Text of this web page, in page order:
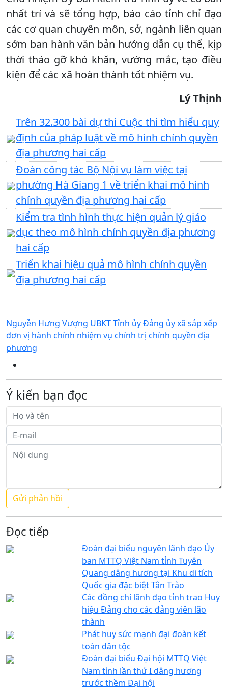
nhất trí và sẽ tổng hợp, báo cáo tỉnh chỉ đạo
các cơ quan chuyên môn, sở, ngành liên quan
sớm ban hành văn bản hướng dẫn cụ thể, kịp
thời tháo gỡ khó khăn, vướng mắc, tạo điều
kiện để các xã hoàn thành tốt nhiệm vụ.
Lý Thịnh
Trên 32.300 bài dự thi Cuộc thi tìm hiểu quy
định của pháp luật về mô hình chính quyền
địa phương hai cấp
Đoàn công tác Bộ Nội vụ làm việc tại
phường Hà Giang 1 về triển khai mô hình
chính quyền địa phương hai cấp
Kiểm tra tình hình thực hiện quản lý giáo
dục theo mô hình chính quyền địa phương
hai cấp
Triển khai hiệu quả mô hình chính quyền
địa phương hai cấp
Nguyễn Hưng Vượng UBKT Tỉnh ủyĐảng ủy xã sắp xếp
đơn vị hành chính nhiệm vụ chính trị chính quyền địa
phương
Ý kiến bạn đọc
Đọc tiếp
Đoàn đại biểu nguyên lãnh đạo Ủy
ban MTTQ Việt Nam tỉnh Tuyên
Quang dâng hương tại Khu di tích
Quốc gia đặc biệt Tân Trào
Các đồng chí lãnh đạo tỉnh trao Huy
hiệu Đảng cho các đảng viên lão
thành
Phát huy sức mạnh đại đoàn kết
toàn dân tộc
Đoàn đại biểu Đại hội MTTQ Việt
Nam tỉnh lần thứ I dâng hương
trước thềm Đại hội